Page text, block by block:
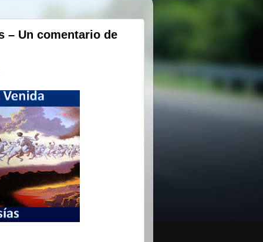
– Un comentario de